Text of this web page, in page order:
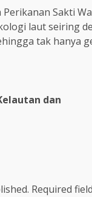
Sakti
laut seiring
tak hanya
dan
Required